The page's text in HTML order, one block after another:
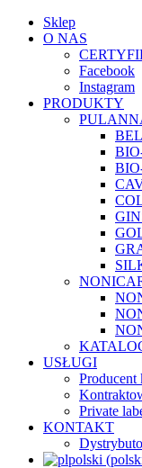
Sklep
O NAS
Facebook
Instagram
PRODUKTY
USŁUGI
Producent
Private
KONTAKT
polski (